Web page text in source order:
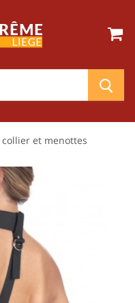
et menottes